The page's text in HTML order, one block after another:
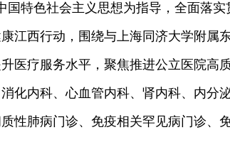
特色社会主义思想为指导，全面落实
江西行动，围绕与上海同济大学附属
医疗服务水平，聚焦推进公立医院高
化内科、心血管内科、肾内科、内分
性肺病门诊、免疫相关罕见病门诊、